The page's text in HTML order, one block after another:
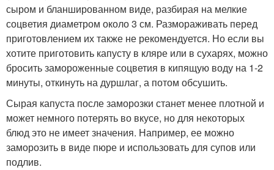
сыром и бланшированном виде, разбирая на мелкие
соцветия диаметром около 3 см. Размораживать перед
приготовлением их также не рекомендуется. Но если вы
хотите приготовить капусту в кляре или в сухарях, можно
бросить замороженные соцветия в кипящую воду на 1-2
минуты, откинуть на дуршлаг, а потом обсушить.
Сырая капуста после заморозки станет менее плотной и
может немного потерять во вкусе, но для некоторых
блюд это не имеет значения. Например, ее можно
заморозить в виде пюре и использовать для супов или
подлив.